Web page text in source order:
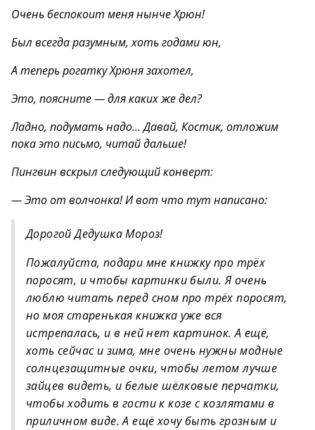
Очень беспокоит меня нынче Хрюн!
Был всегда разумным, хоть годами юн,
А теперь рогатку Хрюня захотел,
Это, поясните — для каких же дел?
Ладно, подумать надо… Давай, Костик, отложим
пока это письмо, читай дальше!
Пингвин вскрыл следующий конверт:
— Это от волчонка! И вот что тут написано:
Дорогой Дедушка Мороз!
Пожалуйста, подари мне книжку про трёх
поросят, и чтобы картинки были. Я очень
люблю читать перед сном про трёх поросят,
но моя старенькая книжка уже вся
истрепалась, и в ней нет картинок. А ещё,
хоть сейчас и зима, мне очень нужны модные
солнцезащитные очки, чтобы летом лучше
зайцев видеть, и белые шёлковые перчатки,
чтобы ходить в гости к козе с козлятами в
приличном виде. А ещё хочу быть грозным и